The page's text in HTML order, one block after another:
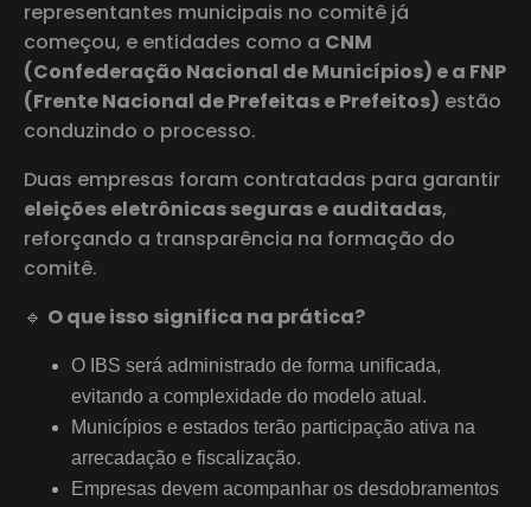
representantes municipais no comitê já
começou, e entidades como a CNM
(Confederação Nacional de Municípios) e a FNP
(Frente Nacional de Prefeitas e Prefeitos) estão
conduzindo o processo.
Duas empresas foram contratadas para garantir
eleições eletrônicas seguras e auditadas,
reforçando a transparência na formação do
comitê.
🔹 O que isso significa na prática?
O IBS será administrado de forma unificada,
evitando a complexidade do modelo atual.
Municípios e estados terão participação ativa na
arrecadação e fiscalização.
Empresas devem acompanhar os desdobramentos